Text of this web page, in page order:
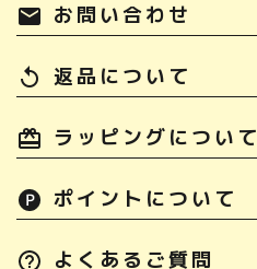
mail お問い合わせ
replay 返品について
ラッピングについて
ポイントについて
よくあるご質問